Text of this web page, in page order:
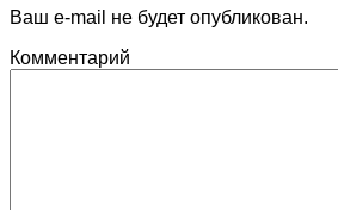
Ваш e-mail не будет опубликован.
Комментарий